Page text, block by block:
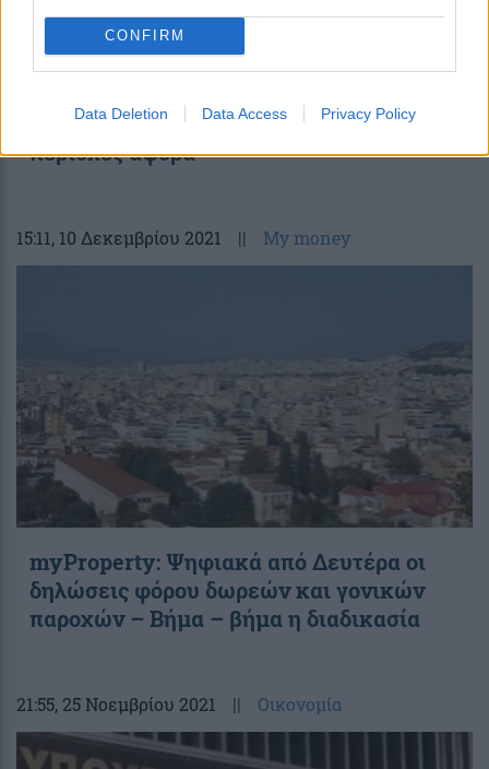
CONFIRM
Data Deletion Data Access Privacy Policy
υποβολή δηλώσεων φόρου – Ποιες
περιοχές αφορά
15:11, 10 Δεκεμβρίου 2021 || My money
myProperty: Ψηφιακά από Δευτέρα οι
δηλώσεις φόρου δωρεών και γονικών
παροχών – Βήμα – βήμα η διαδικασία
21:55, 25 Νοεμβρίου 2021 || Οικονομία